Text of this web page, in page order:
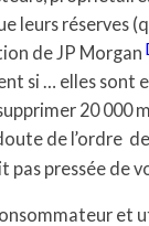
leurs réserves
de JP Morgan
si … elles sont
20
de l’ordre
pressée de
et